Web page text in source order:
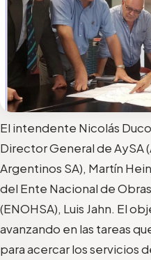
El intendente Nicolás
Director General de AySA
Argentinos SA), Martín
del Ente Nacional de
(ENOHSA), Luis Jahn. El
avanzando en las tareas
para acercar los servicios